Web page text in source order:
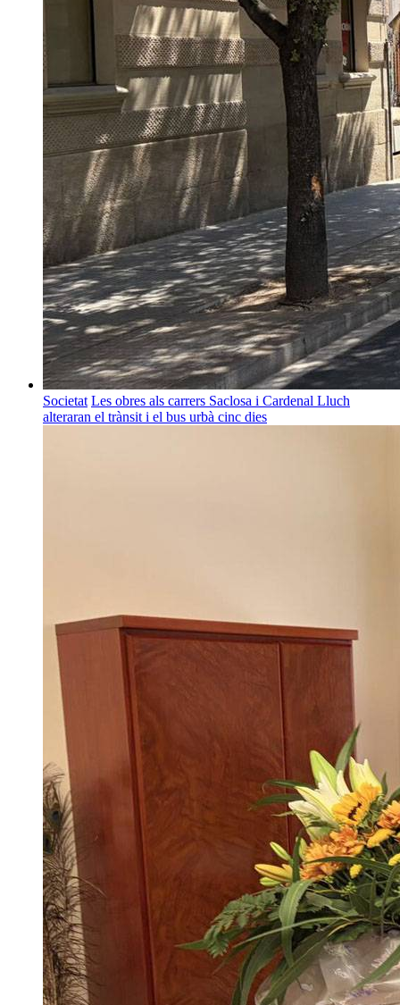
Societat Les obres als carrers Saclosa i Cardenal Lluch
alteraran el trànsit i el bus urbà cinc dies